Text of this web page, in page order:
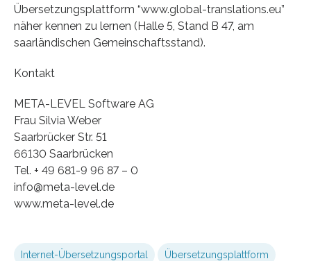
Übersetzungsplattform “www.global-translations.eu”
näher kennen zu lernen (Halle 5, Stand B 47, am
saarländischen Gemeinschaftsstand).
Kontakt
META-LEVEL Software AG
Frau Silvia Weber
Saarbrücker Str. 51
66130 Saarbrücken
Tel. + 49 681-9 96 87 – 0
info@meta-level.de
www.meta-level.de
Internet-Übersetzungsportal Übersetzungsplattform